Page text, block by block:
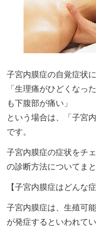
子宮内膜症の自覚症状
「生理痛がひどくなっ
も下腹部が痛い」
という場合は、「子宮
です。
子宮内膜症の症状をチ
の診断方法についてまと
【子宮内膜症はどんな
子宮内膜症は、生殖可
が発症するといわれてい